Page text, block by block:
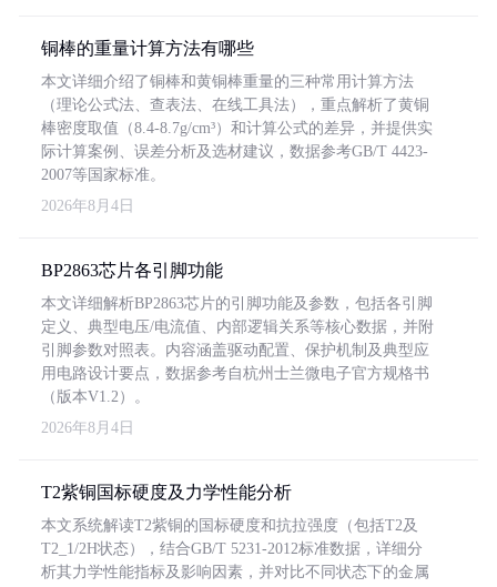
铜棒的重量计算方法有哪些
本文详细介绍了铜棒和黄铜棒重量的三种常用计算方法
（理论公式法、查表法、在线工具法），重点解析了黄铜
棒密度取值（8.4-8.7g/cm³）和计算公式的差异，并提供实
际计算案例、误差分析及选材建议，数据参考GB/T 4423-
2007等国家标准。
2026年8月4日
BP2863芯片各引脚功能
本文详细解析BP2863芯片的引脚功能及参数，包括各引脚
定义、典型电压/电流值、内部逻辑关系等核心数据，并附
引脚参数对照表。内容涵盖驱动配置、保护机制及典型应
用电路设计要点，数据参考自杭州士兰微电子官方规格书
（版本V1.2）。
2026年8月4日
T2紫铜国标硬度及力学性能分析
本文系统解读T2紫铜的国标硬度和抗拉强度（包括T2及
T2_1/2H状态），结合GB/T 5231-2012标准数据，详细分
析其力学性能指标及影响因素，并对比不同状态下的金属